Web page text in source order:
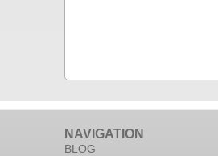
NAVIGATION
BLOG